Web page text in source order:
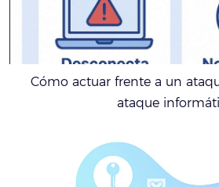
Cómo actuar frente a un
ataque